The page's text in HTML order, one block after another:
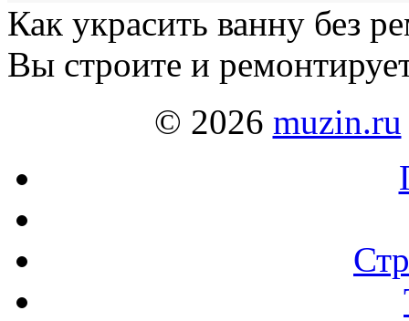
Как украсить ванну без
Вы строите и
© 2026 muzin.ru